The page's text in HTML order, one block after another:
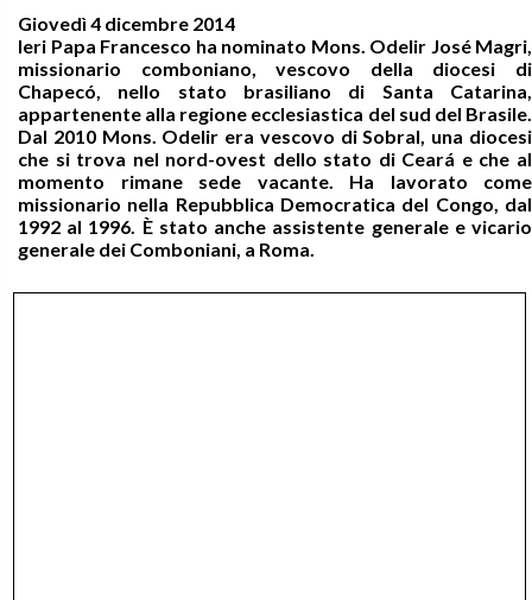
Giovedì 4 dicembre 2014
Ieri Papa Francesco ha nominato Mons. Odelir José Magri,
missionario comboniano, vescovo della diocesi di
Chapecó, nello stato brasiliano di Santa Catarina,
appartenente alla regione ecclesiastica del sud del Brasile.
Dal 2010 Mons. Odelir era vescovo di Sobral, una diocesi
che si trova nel nord-ovest dello stato di Ceará e che al
momento rimane sede vacante. Ha lavorato come
missionario nella Repubblica Democratica del Congo, dal
1992 al 1996. È stato anche assistente generale e vicario
generale dei Comboniani, a Roma.